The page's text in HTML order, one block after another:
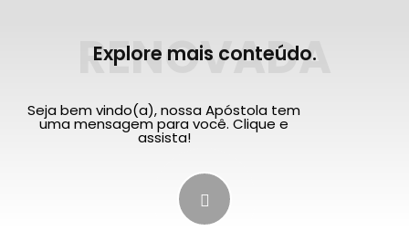
RENOVADA
Explore mais conteúdo.
Seja bem vindo(a), nossa Apóstola tem
uma mensagem para você. Clique e
assista!